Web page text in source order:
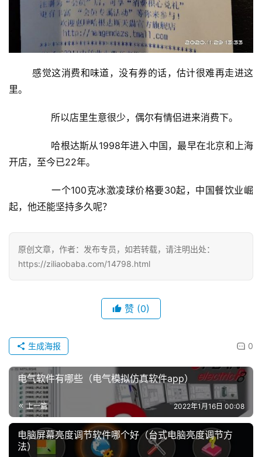
投
好
	感觉这消费和味道，没有券的话，估计很难再走进这
里。
	  所以店里生意很少，偶尔有情侣进来消费下。
开店，至今已22年。
起，他还能坚持多久呢？
原创文章，作者：发布专员，如若转载，请注明出处：
https://ziliaobaba.com/14798.html
赞 (0)
0
生成海报
电气软件有哪些（电气模拟仿真软件app）
上一篇 2022年1月16日 00:08
电脑屏幕亮度调节软件哪个好（台式电脑亮度调节方
法）